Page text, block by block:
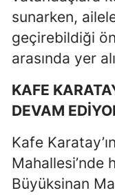
sunarken,
geçirebildiği
arasında yer
KAFE
DEVAM
Kafe
Mahallesi’nde
Büyüksinan